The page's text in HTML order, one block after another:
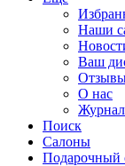
Наши
Ваш
О нас
Журнал
Поиск
Салоны
Подарочный